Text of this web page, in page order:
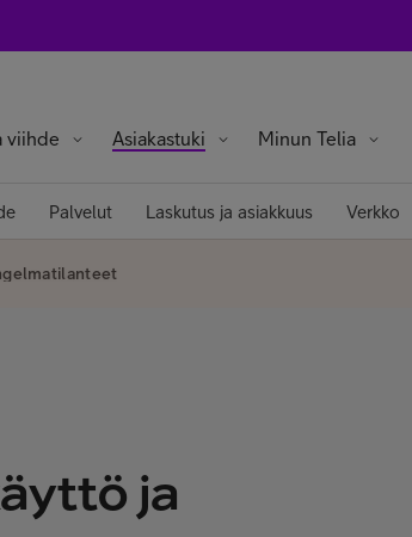
viihde Asiakastuki Minun Telia
Palvelut Laskutus ja asiakkuus Verkko
ja